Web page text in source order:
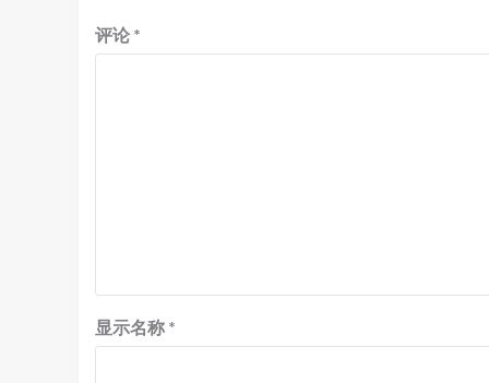
评论 *
显示名称 *